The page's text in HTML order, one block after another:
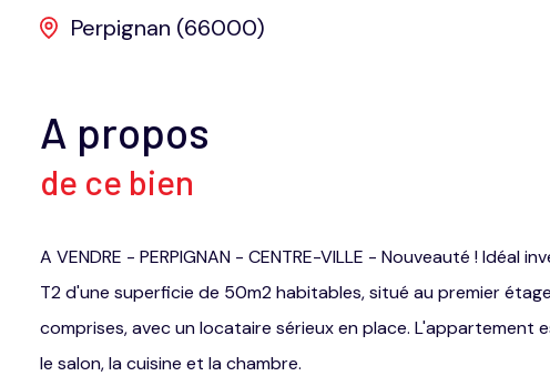
Perpignan (66000)
A propos
de ce bien
A VENDRE - PERPIGNAN - CENTRE-VILLE - Nouveauté !
T2 d'une superficie de 50m2 habitables, situé au premier
comprises, avec un locataire sérieux en place. L'appartement
le salon, la cuisine et la chambre.